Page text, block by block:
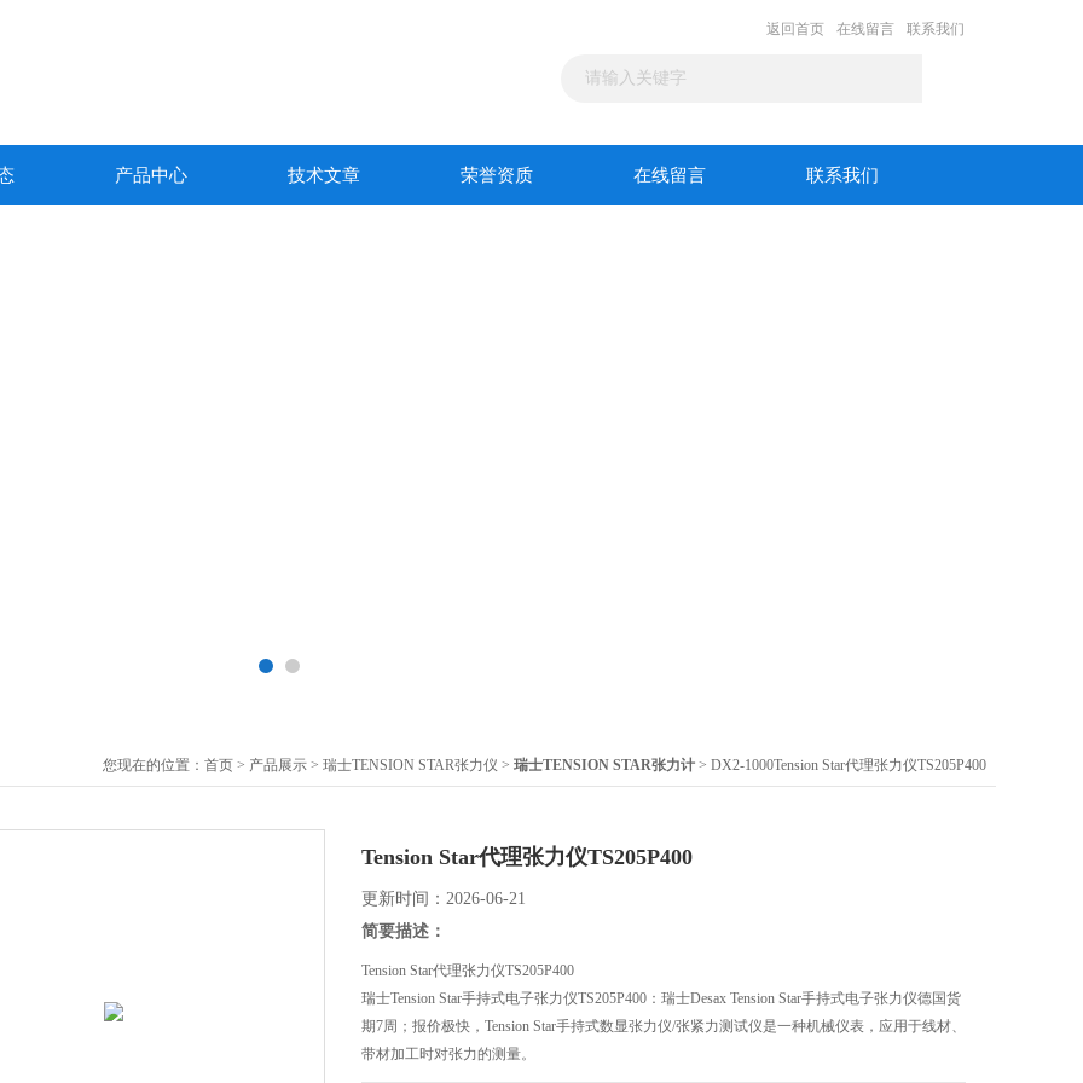
返回首页 在线留言 联系我们
产品中心 技术文章 荣誉资质 在线留言 联系我们
您现在的位置： 首页 > 产品展示 > 瑞士TENSION STAR张力仪 > 瑞士TENSION STAR张力计 > DX2-1000Tension Star代理张力仪TS205P400
Tension Star代理张力仪TS205P400
更新时间：2026-06-21
简要描述：
Tension Star代理张力仪TS205P400
瑞士Tension Star手持式电子张力仪TS205P400：瑞士Desax Tension Star手持式电子张力仪德国货
期7周；报价极快，Tension Star手持式数显张力仪/张紧力测试仪是一种机械仪表，应用于线材、
带材加工时对张力的测量。